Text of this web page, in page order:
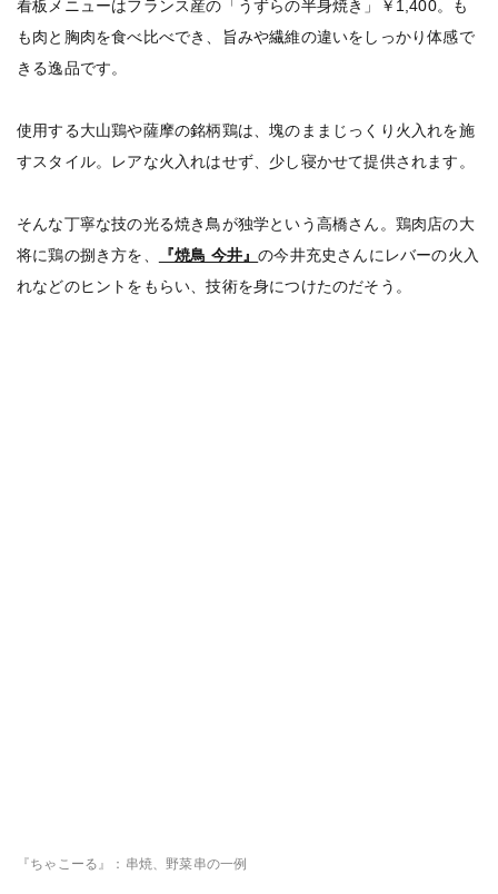
看板メニューはフランス産の「うずらの半身焼き」￥1,400。も
も肉と胸肉を食べ比べでき、旨みや繊維の違いをしっかり体感で
きる逸品です。
使用する大山鶏や薩摩の銘柄鶏は、塊のままじっくり火入れを施
すスタイル。レアな火入れはせず、少し寝かせて提供されます。
そんな丁寧な技の光る焼き鳥が独学という高橋さん。鶏肉店の大
将に鶏の捌き方を、
『焼鳥 今井』の今井充史さんにレバーの火入
れなどのヒントをもらい、技術を身につけたのだそう。
『ちゃこーる』：串焼、野菜串の一例